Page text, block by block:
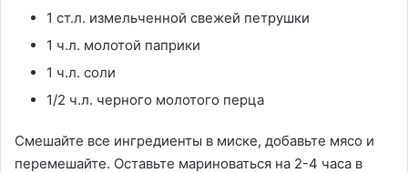
1 ст.л. измельченной свежей петрушки
1 ч.л. молотой паприки
1 ч.л. соли
1/2 ч.л. черного молотого перца
Смешайте все ингредиенты в миске, добавьте мясо и
перемешайте. Оставьте мариноваться на 2-4 часа в